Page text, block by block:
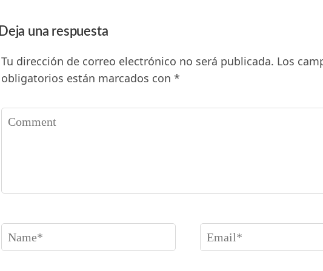
Deja una respuesta
Tu dirección de correo electrónico no será publicada. Los
obligatorios están marcados con *